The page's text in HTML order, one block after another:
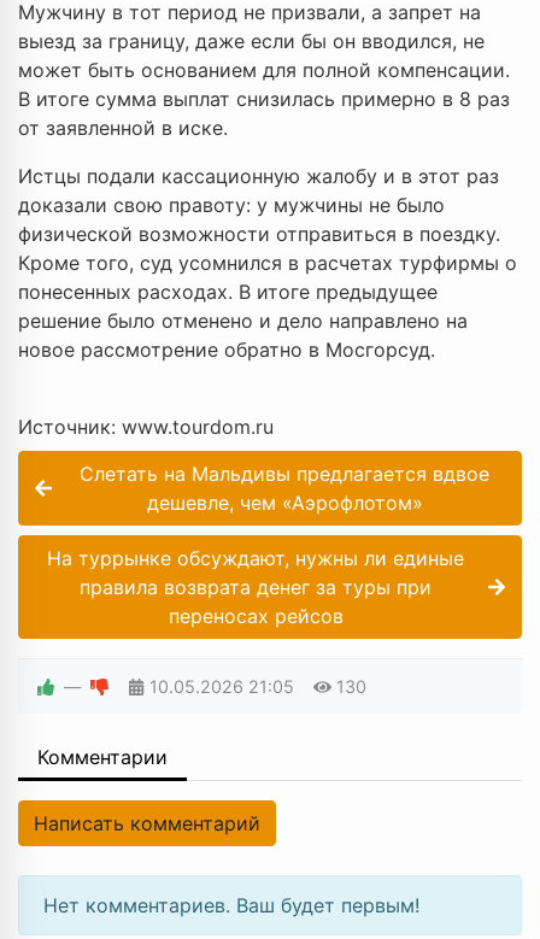
Мужчину в тот период не призвали, а запрет на
выезд за границу, даже если бы он вводился, не
может быть основанием для полной компенсации.
В итоге сумма выплат снизилась примерно в 8 раз
от заявленной в иске.
Истцы подали кассационную жалобу и в этот раз
доказали свою правоту: у мужчины не было
физической возможности отправиться в поездку.
Кроме того, суд усомнился в расчетах турфирмы о
понесенных расходах. В итоге предыдущее
решение было отменено и дело направлено на
новое рассмотрение обратно в Мосгорсуд.
Источник: www.tourdom.ru
Слетать на Мальдивы предлагается вдвое
дешевле, чем «Аэрофлотом»
На туррынке обсуждают, нужны ли единые
правила возврата денег за туры при
переносах рейсов
— 10.05.2026 21:05 130
Комментарии
Написать комментарий
Нет комментариев. Ваш будет первым!